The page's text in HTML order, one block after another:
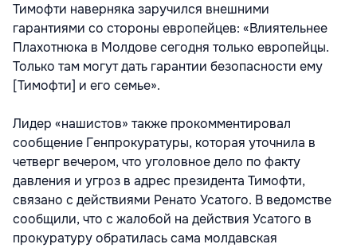
Тимофти наверняка заручился внешними
гарантиями со стороны европейцев: «Влиятельнее
Плахотнюка в Молдове сегодня только европейцы.
Только там могут дать гарантии безопасности ему
[Тимофти] и его семье».
Лидер «нашистов» также прокомментировал
сообщение Генпрокуратуры, которая уточнила в
четверг вечером, что уголовное дело по факту
давления и угроз в адрес президента Тимофти,
связано с действиями Ренато Усатого. В ведомстве
сообщили, что с жалобой на действия Усатого в
прокуратуру обратилась сама молдавская